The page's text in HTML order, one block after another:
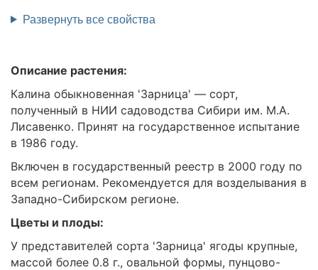
Развернуть все свойства
Описание растения:
Калина обыкновенная 'Зарница' — сорт,
полученный в НИИ садоводства Сибири им. М.А.
Лисавенко. Принят на государственное испытание
в 1986 году.
Включен в государственный реестр в 2000 году по
всем регионам. Рекомендуется для возделывания в
Западно-Сибирском регионе.
Цветы и плоды:
У представителей сорта 'Зарница' ягоды крупные,
массой более 0.8 г., овальной формы, пунцово-